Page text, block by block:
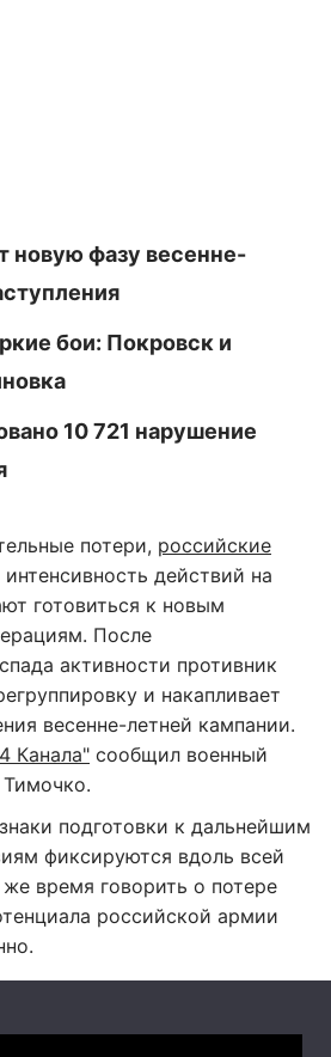
новую фазу весенне-
бои: Покровск и
10 721 нарушение
потери, российские
действий на
готовиться к новым
После
активности противник
и накапливает
весенне-летней кампании.
Канала" сообщил военный
подготовки к дальнейшим
фиксируются вдоль всей
время говорить о потере
российской армии